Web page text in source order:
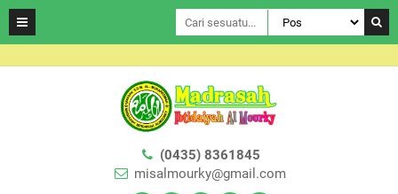
(0435) 8361845
misalmourky@gmail.com